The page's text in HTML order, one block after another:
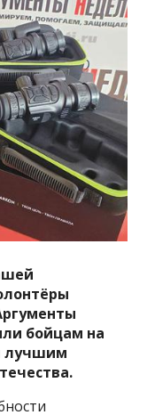
бойцам на
лучшим